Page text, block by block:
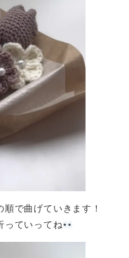
順で曲げていきます！
っていってね